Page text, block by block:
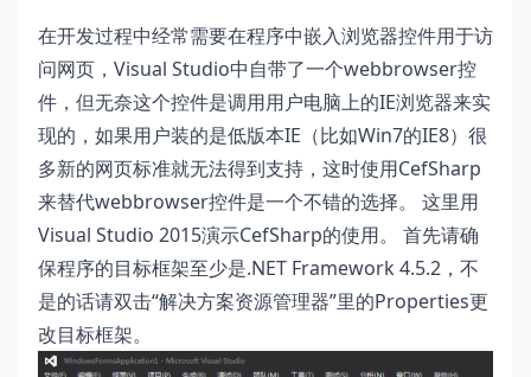
在开发过程中经常需要在程序中嵌入浏览器控件用于访
问网页，Visual Studio中自带了一个webbrowser控
件，但无奈这个控件是调用用户电脑上的IE浏览器来实
现的，如果用户装的是低版本IE（比如Win7的IE8）很
多新的网页标准就无法得到支持，这时使用CefSharp
来替代webbrowser控件是一个不错的选择。 这里用
Visual Studio 2015演示CefSharp的使用。 首先请确
保程序的目标框架至少是.NET Framework 4.5.2，不
是的话请双击“解决方案资源管理器”里的Properties更
改目标框架。